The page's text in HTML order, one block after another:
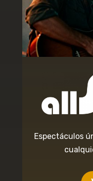
Espectáculos